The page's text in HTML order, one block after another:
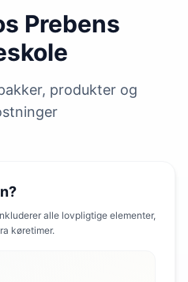
Prebens
produkter og
alle lovpligtige elementer,
køretimer.